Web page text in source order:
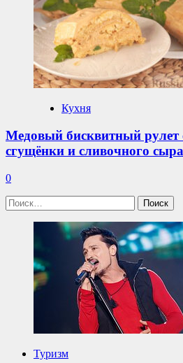
Кухня
Медовый бисквитный рулет
сгущёнки и сливочного сыра
0
Найти:
Туризм